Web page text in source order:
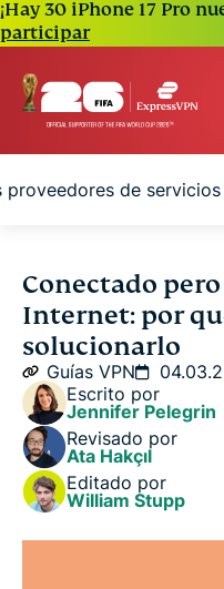
¡Hay 30 iPhone 17 Pro
participar
de
Entender el problema
acceso a Internet"
Pasos para
a Internet
Comprender las
proveedores de
Técnicas avanzadas
Conectado
Internet: por
solucionarlo
Guías VPN
Escrito por
Jennifer Pelegrin
Revisado por
Ata Hakçıl
Editado por
William Stupp